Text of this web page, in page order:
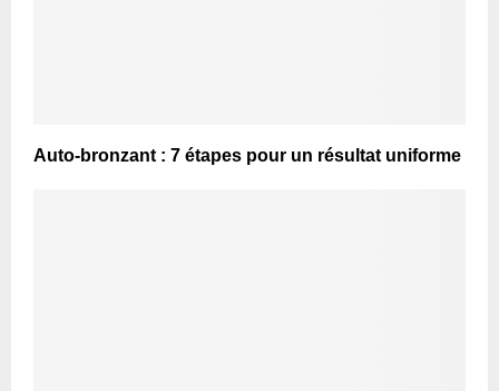
Auto-bronzant : 7 étapes pour un résultat uniforme